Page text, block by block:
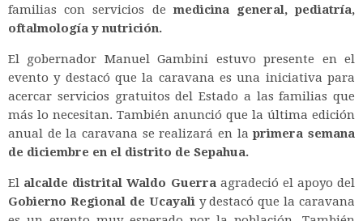
familias con servicios demedicina general, pediatría,
oftalmología y nutrición.
El gobernador Manuel Gambini estuvo presente en el
evento y destacó que la caravana es una iniciativa para
acercar servicios gratuitos del Estado a las familias que
más lo necesitan. También anunció que la última edición
anual de la caravana se realizará en laprimera semana
de diciembre en el distrito de Sepahua.
El alcalde distrital Waldo Guerraagradeció el apoyo del
Gobierno Regional de Ucayaliy destacó que la caravana